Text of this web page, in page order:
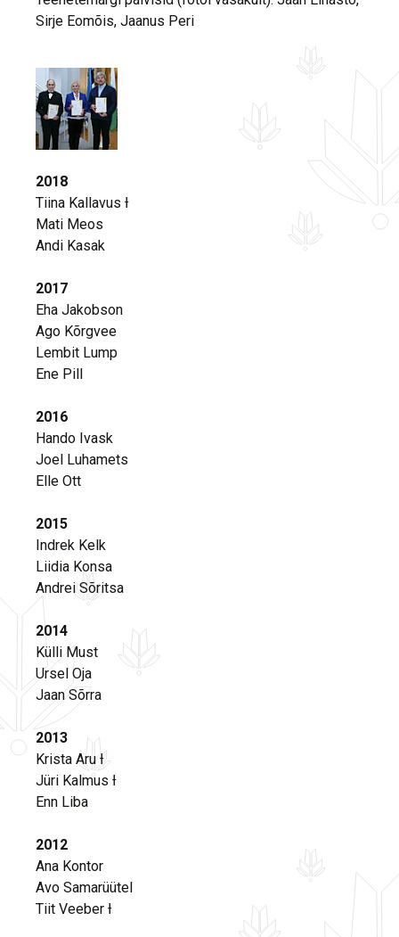
Sirje Eomõis, Jaanus Peri
2018
Tiina Kallavus Ɨ
Mati Meos
Andi Kasak
2017
Eha Jakobson
Ago Kõrgvee
Lembit Lump
Ene Pill
2016
Hando Ivask
Joel Luhamets
Elle Ott
2015
Indrek Kelk
Liidia Konsa
Andrei Sõritsa
2014
Külli Must
Ursel Oja
Jaan Sõrra
2013
Krista Aru Ɨ
Jüri Kalmus Ɨ
Enn Liba
2012
Ana Kontor
Avo Samarüütel
Tiit Veeber Ɨ